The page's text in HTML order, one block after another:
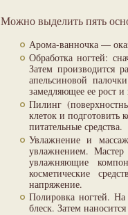
Можно выделить пять
Арома-ванночка —
Обработка ногтей:
Затем производится
апельсиновой
замедляющее ее рост
Пилинг
клеток и
питательные средства.
Увлажнение и
увлажнением.
увлажняющие
косметические
напряжение.
Полировка ногтей.
блеск. Затем